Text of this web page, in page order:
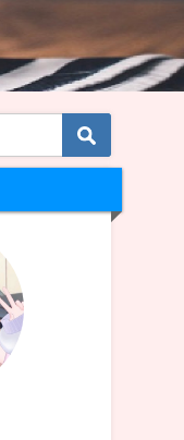
る！景色のきれいなワール
2025年2月23日